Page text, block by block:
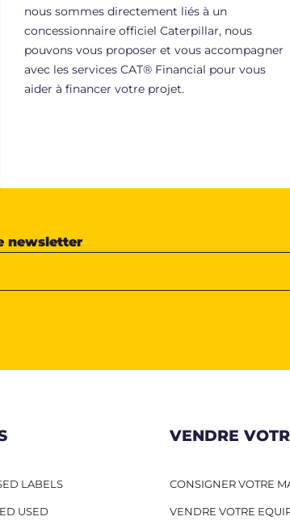
nous sommes directement liés à un
concessionnaire officiel Caterpillar, nous
pouvons vous proposer et vous accompagner
avec les services CAT® Financial pour vous
aider à financer votre projet.
newsletter
LABELS
USED
VENDRE
CONSIGNER VOTRE
VENDRE VOTRE